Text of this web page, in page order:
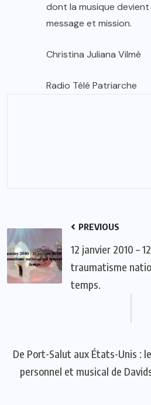
dont la musique devient
message et mission.
Christina Juliana Vilmé
Radio Télé Patriarche
PREVIOUS
12 janvier 2010 –
traumatisme
temps.
De Port-Salut aux États-Unis :
personnel et musical de